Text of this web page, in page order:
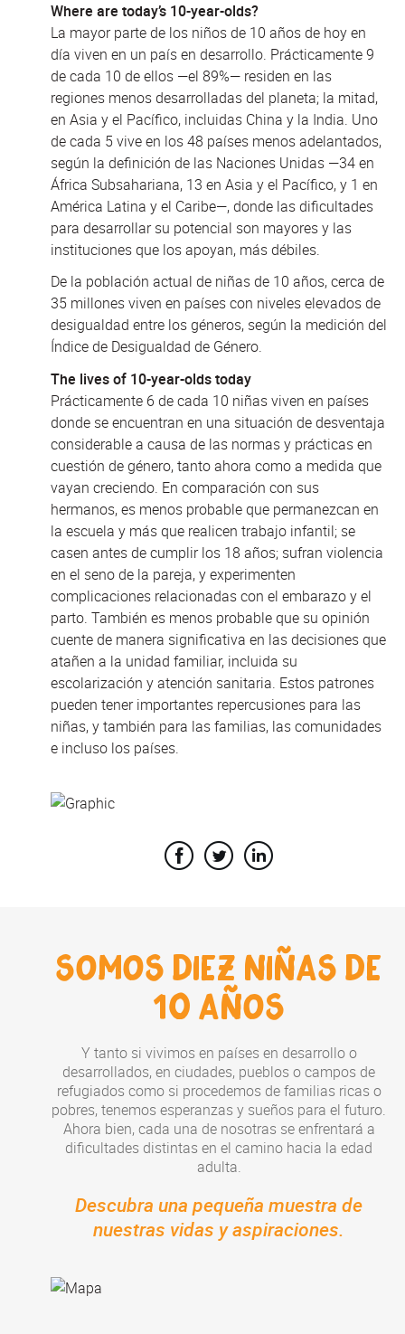
Where are today’s 10-year-olds?
La mayor parte de los niños de 10 años de hoy en
día viven en un país en desarrollo. Prácticamente 9
de cada 10 de ellos —el 89%— residen en las
regiones menos desarrolladas del planeta; la mitad,
en Asia y el Pacífico, incluidas China y la India. Uno
de cada 5 vive en los 48 países menos adelantados,
según la definición de las Naciones Unidas —34 en
África Subsahariana, 13 en Asia y el Pacífico, y 1 en
América Latina y el Caribe—, donde las dificultades
para desarrollar su potencial son mayores y las
instituciones que los apoyan, más débiles.
De la población actual de niñas de 10 años, cerca de
35 millones viven en países con niveles elevados de
desigualdad entre los géneros, según la medición del
Índice de Desigualdad de Género.
The lives of 10-year-olds today
Prácticamente 6 de cada 10 niñas viven en países
donde se encuentran en una situación de desventaja
considerable a causa de las normas y prácticas en
cuestión de género, tanto ahora como a medida que
vayan creciendo. En comparación con sus
hermanos, es menos probable que permanezcan en
la escuela y más que realicen trabajo infantil; se
casen antes de cumplir los 18 años; sufran violencia
en el seno de la pareja, y experimenten
complicaciones relacionadas con el embarazo y el
parto. También es menos probable que su opinión
cuente de manera significativa en las decisiones que
atañen a la unidad familiar, incluida su
escolarización y atención sanitaria. Estos patrones
pueden tener importantes repercusiones para las
niñas, y también para las familias, las comunidades
e incluso los países.
SOMOS DIEZ NIÑAS DE
10 AÑOS
Y tanto si vivimos en países en desarrollo o
desarrollados, en ciudades, pueblos o campos de
refugiados como si procedemos de familias ricas o
pobres, tenemos esperanzas y sueños para el futuro.
Ahora bien, cada una de nosotras se enfrentará a
dificultades distintas en el camino hacia la edad
adulta.
Descubra una pequeña muestra de
nuestras vidas y aspiraciones.